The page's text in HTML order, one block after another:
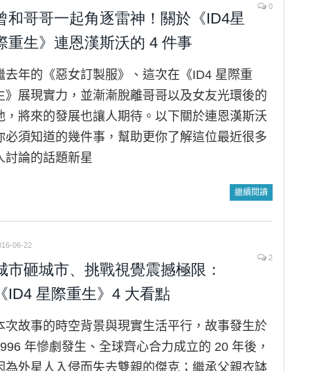
0
和哥哥一起角逐雷神！關於《ID4星
重生》連恩漢斯沃的 4 件事
去年的《惡女訂製服》、這次在《ID4 星際重
》展現實力，並漸漸脫離哥哥以及女友光環後的
，將來的發展也讓人期待。以下關於連恩漢斯沃
必須知道的幾件事，幫助更你了解這位最近很多
討論的話題新星
繼續閱讀
06-22
2
市砸城市、挑戰視覺震撼極限：
ID4 星際重生》4 大看點
次故事的時空背景與現實生活平行，故事發生於
年慘劇發生、全球齊心合力成立的 20 年後，
為外星人入侵而失去雙親的傑克；繼承父親衣缽